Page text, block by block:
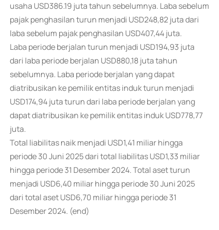
usaha USD386.19 juta tahun sebelumnya. Laba sebelum
pajak penghasilan turun menjadi USD248,82 juta dari
laba sebelum pajak penghasilan USD407,44 juta.
Laba periode berjalan turun menjadi USD194,93 juta
dari laba periode berjalan USD880,18 juta tahun
sebelumnya. Laba periode berjalan yang dapat
diatribusikan ke pemilik entitas induk turun menjadi
USD174,94 juta turun dari laba periode berjalan yang
dapat diatribusikan ke pemilik entitas induk USD778,77
juta.
Total liabilitas naik menjadi USD1,41 miliar hingga
periode 30 Juni 2025 dari total liabilitas USD1,33 miliar
hingga periode 31 Desember 2024. Total aset turun
menjadi USD6,40 miliar hingga periode 30 Juni 2025
dari total aset USD6,70 miliar hingga periode 31
Desember 2024. (end)